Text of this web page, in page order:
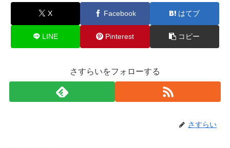
X Facebook はてブ
LINE Pinterest コピー
さすらいをフォローする
さすらい